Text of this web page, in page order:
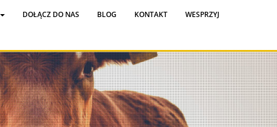
DOŁĄCZ DO NAS BLOG KONTAKT WESPRZYJ